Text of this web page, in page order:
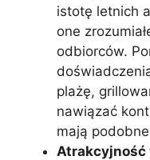
istotę letnich
one
odbiorców.
plażę,
nawiązać
mają
Atrakcyjność